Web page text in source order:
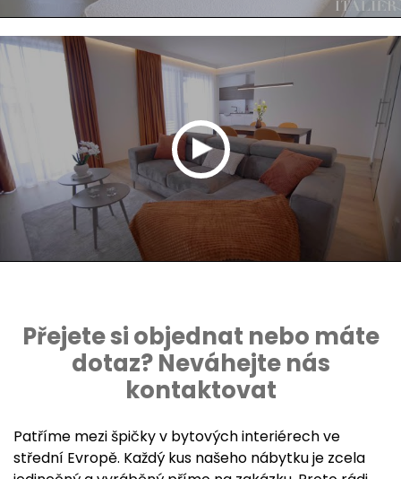
Přejete si objednat nebo máte
dotaz? Neváhejte nás
kontaktovat
Patříme mezi špičky v bytových interiérech ve
střední Evropě. Každý kus našeho nábytku je zcela